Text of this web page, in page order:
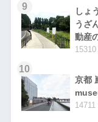
9
しょ
うざ
動産
10
京都